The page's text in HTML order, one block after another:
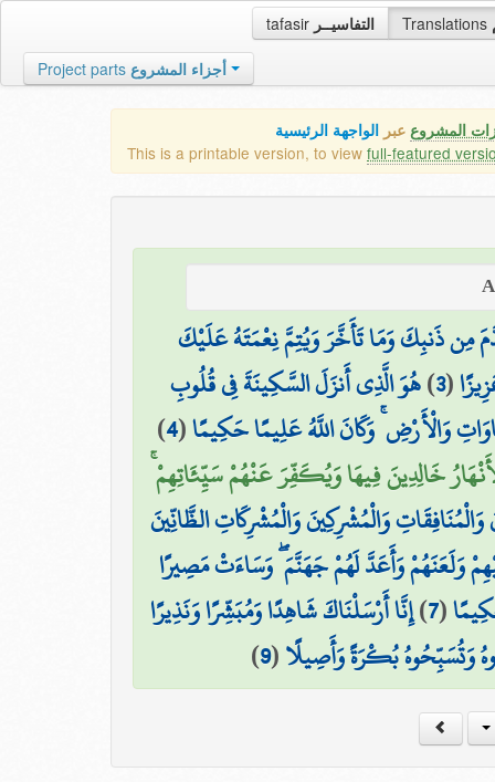
tafasir التفاسيــر Translations
Project parts أجزاء المشروع
المشروع عبر الواجهة الرئيسية
This is a printable version, to view full-featured
مِن ذَنبِكَ وَمَا تَأَخَّرَ وَيُتِمَّ نِعْمَتَهُ عَلَيْكَ
(
3
)هُوَ الَّذِي أَنزَلَ السَّكِينَةَ فِي قُلُوبِ
وَالْأَرْضِ ۚ وَكَانَ اللَّهُ عَلِيمًا حَكِيمًا(
4
)
خَالِدِينَ فِيهَا وَيُكَفِّرَ عَنْهُمْ سَيِّئَاتِهِمْ
وَالْمُشْرِكِينَ وَالْمُشْرِكَاتِ الظَّانِّينَ
وَلَعَنَهُمْ وَأَعَدَّ لَهُمْ جَهَنَّمَ ۖ وَسَاءَتْ مَصِيرًا
(
7
)إِنَّا أَرْسَلْنَاكَ شَاهِدًا وَمُبَشِّرًا وَنَذِيرًا
وَتُسَبِّحُوهُ بُكْرَةً وَأَصِيلًا(
9
)